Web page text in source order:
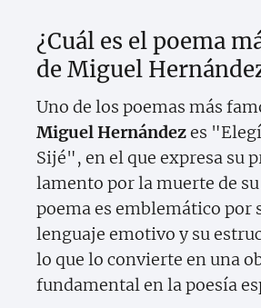
¿Cuál es el poema
de Miguel
Uno de los poemas más
Miguel Hernándezes
Sijé", en el que expresa su
lamento por la muerte de
poema es emblemático por
lenguaje emotivo y su
lo que lo convierte en una
fundamental en la poesía